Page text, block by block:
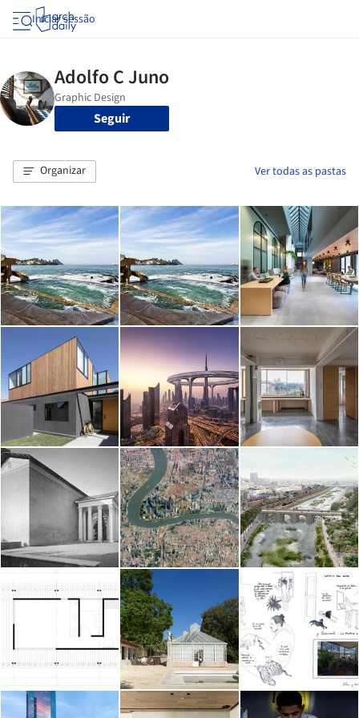
Iniciar sessão
Seguir
Organizar Ver todas as pastas